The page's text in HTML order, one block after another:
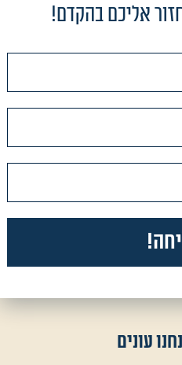
אליכם בהקדם!
עונים